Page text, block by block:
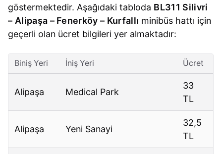
göstermektedir. Aşağıdaki tabloda BL311 Silivri
– Alipaşa – Fenerköy – Kurfallı minibüs hattı için
geçerli olan ücret bilgileri yer almaktadır:
Biniş Yeri İniş Yeri Ücret
Alipaşa Medical Park
33
TL
Alipaşa Yeni Sanayi
32,5
TL